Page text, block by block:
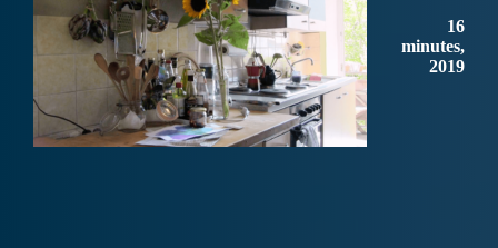
16
minutes,
2019